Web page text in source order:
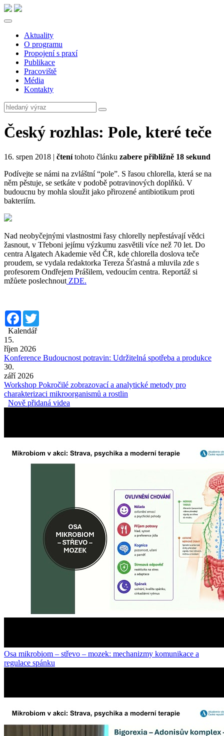
Aktuality
O programu
Propojení s praxí
Publikace
Pracoviště
Média
Kontakty
Český rozhlas: Pole, které teče
16. srpen 2018 | čtenítohoto článku zabere přibližně 18 sekund
Podívejte se námi na zvláštní “pole”. S řasou chlorella, která se na
něm pěstuje, se setkáte v podobě potravinových doplňků. V
budoucnu by mohla sloužit jako přirozené antibiotikum proti
bakteriím.
Nad neobyčejnými vlastnostmi řasy chlorelly nepřestávají vědci
žasnout, v Třeboni jejímu výzkumu zasvětili více než 70 let. Do
centra Algatech Akademie věd ČR, kde chlorella doslova teče
proudem, se vydala redaktorka Tereza Šťastná a mluvila zde s
profesorem Ondřejem Prášilem, vedoucím centra. Reportáž si
mžůete poslechnout ZDE.
Facebook
Kalendář
15.
říjen 2026
Konference Budoucnost potravin: Udržitelná spotřeba a produkce
30.
září 2026
Workshop Pokročilé zobrazovací a analytické metody pro
charakterizaci mikroorganismů a rostlin
Nově přidaná videa
Osa mikrobiom – střevo – mozek: mechanizmy komunikace a
regulace spánku